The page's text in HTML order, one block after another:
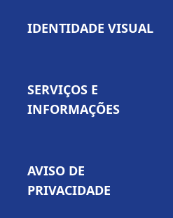
IDENTIDADE VISUAL
SERVIÇOS E
INFORMAÇÕES
AVISO DE
PRIVACIDADE